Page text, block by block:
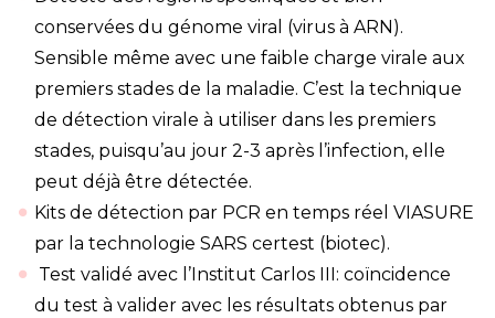
conservées du génome viral (virus à ARN).
Sensible même avec une faible charge virale aux
premiers stades de la maladie. C’est la technique
de détection virale à utiliser dans les premiers
stades, puisqu’au jour 2-3 après l’infection, elle
peut déjà être détectée.
Kits de détection par PCR en temps réel VIASURE
par la technologie SARS certest (biotec).
Test validé avec l’Institut Carlos III: coïncidence
du test à valider avec les résultats obtenus par